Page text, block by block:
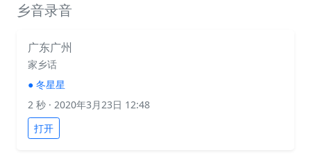
乡音录音
广东广州
家乡话
● 冬星星
2 秒 · 2020年3月23日 12:48
打开